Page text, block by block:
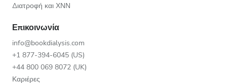
Διατροφή και ΧΝΝ
Επικοινωνία
info@bookdialysis.com
+1 877-394-6045 (US)
+44 800 069 8072 (UK)
Καριέρες